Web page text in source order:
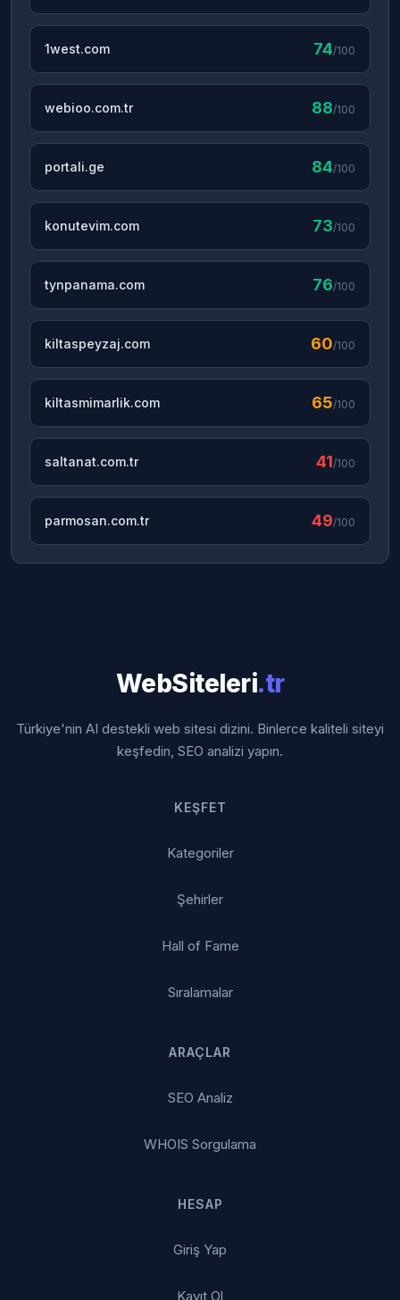
1west.com 74/100
webioo.com.tr 88/100
portali.ge 84/100
konutevim.com 73/100
tynpanama.com 76/100
kiltaspeyzaj.com 60/100
kiltasmimarlik.com 65/100
saltanat.com.tr 41/100
parmosan.com.tr 49/100
WebSiteleri.tr
Türkiye'nin AI destekli web sitesi dizini. Binlerce kaliteli siteyi
keşfedin, SEO analizi yapın.
KEŞFET
Kategoriler
Şehirler
Hall of Fame
Sıralamalar
ARAÇLAR
SEO Analiz
WHOIS Sorgulama
HESAP
Giriş Yap
Kayıt Ol